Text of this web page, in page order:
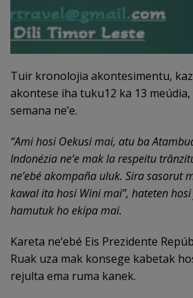
Tuir kronolojia akontesimentu,
akontese iha tuku12 ka 13
semana ne’e.
“Ami hosi Oekusi mai, atu ba
Indonézia ne’e mak la respeitu
ne’ebé akompaña uluk. Sira sasorut
kawal ita hosi Wini mai”, hateten hosi
hamutuk ho ekipa mai.
Kareta ne’ebé Eis Prezidente
Ruak uza mak konsege kabetak
rejulta ema ruma kanek.